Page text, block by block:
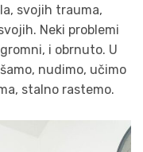
svojih trauma,
Neki problemi
i obrnuto. U
nudimo, učimo
stalno rastemo.